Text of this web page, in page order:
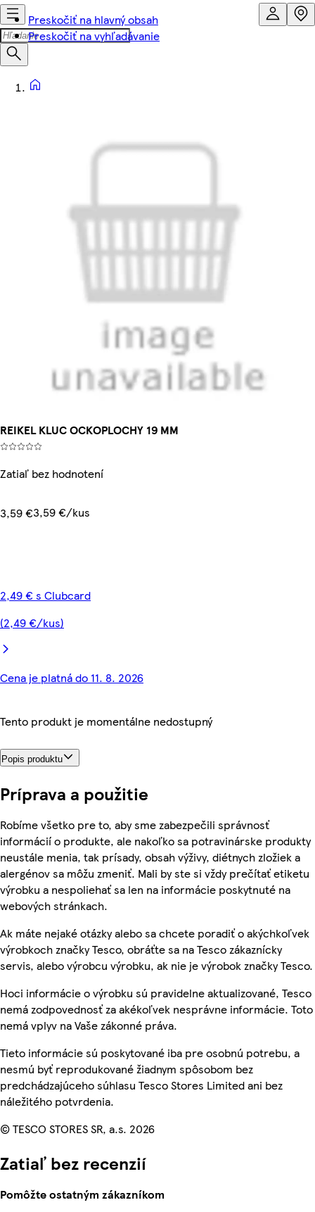
Preskočiť na hlavný obsah
Preskočiť na vyhľadávanie
REIKEL KLUC OCKOPLOCHY 19 MM
Zatiaľ bez hodnotení
3,59 €3,59 €/kus
2,49 € s Clubcard
(2,49 €/kus)
Cena je platná do 11. 8. 2026
Tento produkt je momentálne nedostupný
Popis produktu
Príprava a použitie
Robíme všetko pre to, aby sme zabezpečili správnosť
informácií o produkte, ale nakoľko sa potravinárske produkty
neustále menia, tak prísady, obsah výživy, diétnych zložiek a
alergénov sa môžu zmeniť. Mali by ste si vždy prečítať etiketu
výrobku a nespoliehať sa len na informácie poskytnuté na
webových stránkach.
Ak máte nejaké otázky alebo sa chcete poradiť o akýchkoľvek
výrobkoch značky Tesco, obráťte sa na Tesco zákaznícky
servis, alebo výrobcu výrobku, ak nie je výrobok značky Tesco.
Hoci informácie o výrobku sú pravidelne aktualizované, Tesco
nemá zodpovednosť za akékoľvek nesprávne informácie. Toto
nemá vplyv na Vaše zákonné práva.
Tieto informácie sú poskytované iba pre osobnú potrebu, a
nesmú byť reprodukované žiadnym spôsobom bez
predchádzajúceho súhlasu Tesco Stores Limited ani bez
náležitého potvrdenia.
© TESCO STORES SR, a.s. 2026
Zatiaľ bez recenzií
Pomôžte ostatným zákazníkom